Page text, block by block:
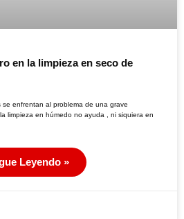
en la limpieza en seco de
enfrentan al problema de una grave
limpieza en húmedo no ayuda , ni siquiera en
Leyendo »